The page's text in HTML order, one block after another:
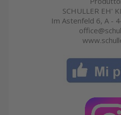
SCHULLER EH'
Im Astenfeld 6, A -